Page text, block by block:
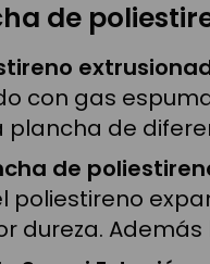
de
con gas
plancha de
de
poliestireno
dureza.